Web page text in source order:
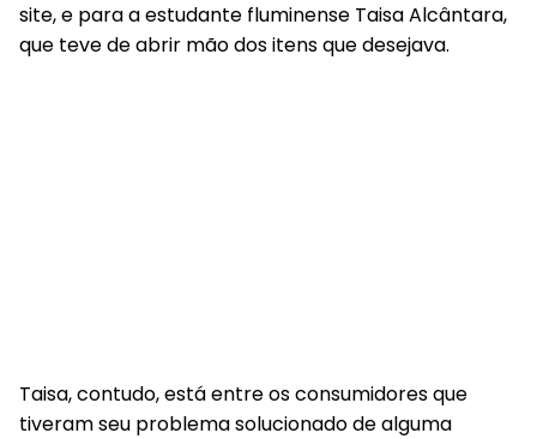
site, e para a estudante fluminense Taisa Alcântara,
que teve de abrir mão dos itens que desejava.
Taisa, contudo, está entre os consumidores que
tiveram seu problema solucionado de alguma